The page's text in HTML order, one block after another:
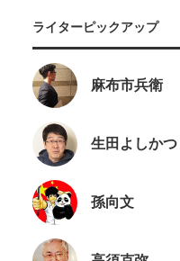
ライターピックアップ
麻布市兵衛
生田よしかつ
孫向文